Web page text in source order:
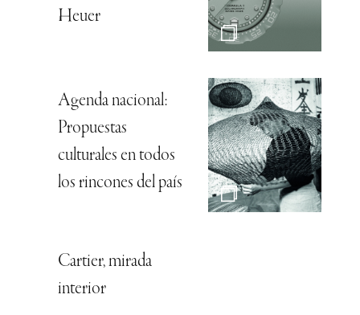
Heuer
Agenda nacional:
Propuestas
culturales en todos
los rincones del país
Cartier, mirada
interior